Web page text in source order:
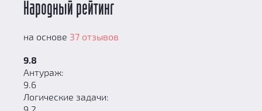
Народный рейтинг
на основе 37 отзывов
9.8
Антураж:
9.6
Логические задачи:
9.2